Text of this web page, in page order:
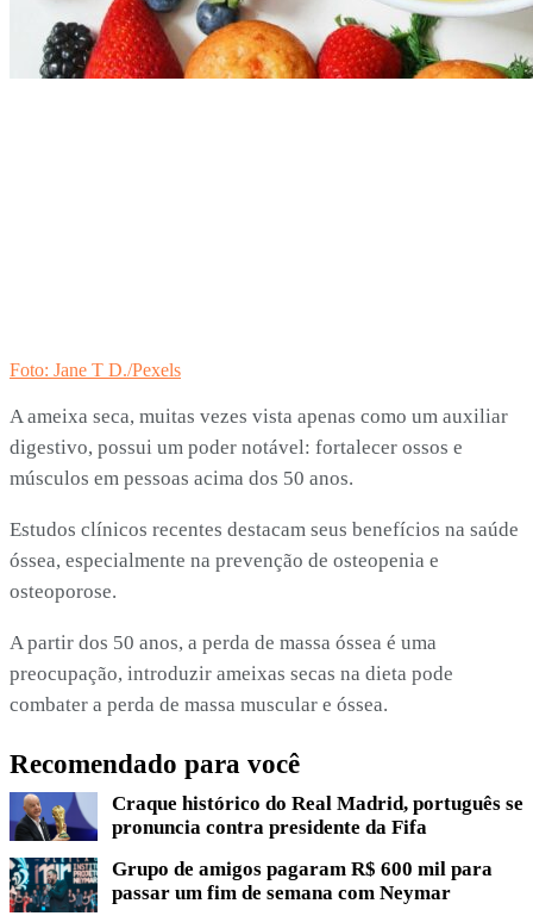
Foto: Jane T D./Pexels
A ameixa seca, muitas vezes vista apenas como um auxiliar
digestivo, possui um poder notável: fortalecer ossos e
músculos em pessoas acima dos 50 anos.
Estudos clínicos recentes destacam seus benefícios na saúde
óssea, especialmente na prevenção de osteopenia e
osteoporose.
A partir dos 50 anos, a perda de massa óssea é uma
preocupação, introduzir ameixas secas na dieta pode
combater a perda de massa muscular e óssea.
Recomendado para você
Craque histórico do Real Madrid, português se
pronuncia contra presidente da Fifa
Grupo de amigos pagaram R$ 600 mil para
passar um fim de semana com Neymar